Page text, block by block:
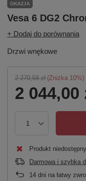
OKAZJA
Vesa 6 DG2
+ Dodaj do porównania
Drzwi wnękowe
2 270,58 zł (Zniżka 10%)
2 044,00
Produkt niedostępny
Darmowa i szybka
14 dni na łatwy